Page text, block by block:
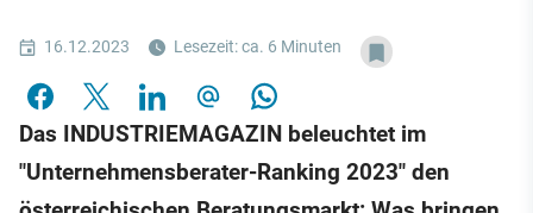
16.12.2023 Lesezeit: ca. 6 Minuten
Das INDUSTRIEMAGAZIN beleuchtet im
"Unternehmensberater-Ranking 2023" den